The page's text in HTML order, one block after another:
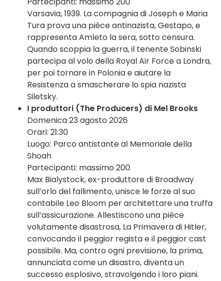
Varsavia, 1939. La compagnia di Joseph e Maria
Tura prova una pièce antinazista, Gestapo, e
rappresenta Amleto la sera, sotto censura.
Quando scoppia la guerra, il tenente Sobinski
partecipa al volo della Royal Air Force a Londra,
per poi tornare in Polonia e aiutare la
Resistenza a smascherare lo spia nazista
Siletsky.
I produttori (The Producers) di Mel Brooks
Domenica 23 agosto 2026
Orari: 21:30
Luogo: Parco antistante al Memoriale della
Shoah
Partecipanti: massimo 200
Max Bialystock, ex-produttore di Broadway
sull’orlo del fallimento, unisce le forze al suo
contabile Leo Bloom per architettare una truffa
sull’assicurazione. Allestiscono una pièce
volutamente disastrosa, La Primavera di Hitler,
convocando il peggior regista e il peggior cast
possibile. Ma, contro ogni previsione, la prima,
annunciata come un disastro, diventa un
successo esplosivo, stravolgendo i loro piani.